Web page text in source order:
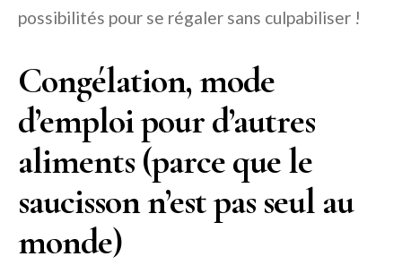
possibilités pour se régaler sans culpabiliser !
Congélation, mode
d’emploi pour d’autres
aliments (parce que le
saucisson n’est pas seul au
monde)